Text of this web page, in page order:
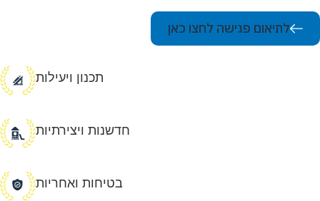
לתיאום פגישה לחצו כאן
תכנון ויעילות
חדשנות ויצירתיות
בטיחות ואחריות